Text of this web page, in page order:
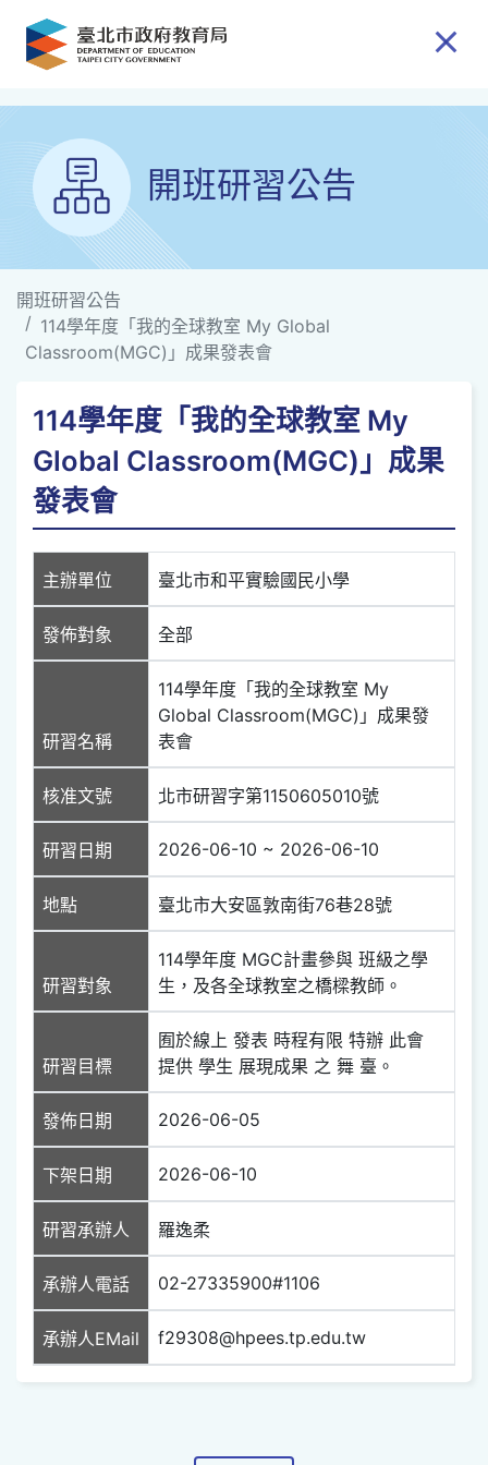
跳到主要內容
開班研習公告
開班研習公告
114學年度「我的全球教室 My Global
Classroom(MGC)」成果發表會
114學年度「我的全球教室 My
Global Classroom(MGC)」成果
發表會
主辦單位 臺北市和平實驗國民小學
發佈對象 全部
研習名稱
114學年度「我的全球教室 My
Global Classroom(MGC)」成果發
表會
核准文號 北市研習字第1150605010號
研習日期 2026-06-10 ~ 2026-06-10
地點 臺北市大安區敦南街76巷28號
研習對象
114學年度 MGC計畫參與 班級之學
生，及各全球教室之橋樑教師。
研習目標
囿於線上 發表 時程有限 特辦 此會
提供 學生 展現成果 之 舞 臺。
發佈日期 2026-06-05
下架日期 2026-06-10
研習承辦人 羅逸柔
承辦人電話 02-27335900#1106
承辦人EMail f29308@hpees.tp.edu.tw